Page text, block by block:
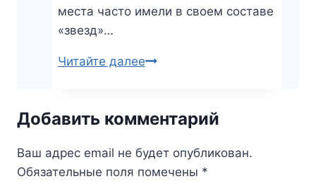
места часто имели в своем составе
«звезд»…
Читайте далееТеатр
им.
в
Севастополе
Добавить комментарий
Ваш адрес email не будет опубликован.
Обязательные поля помечены *